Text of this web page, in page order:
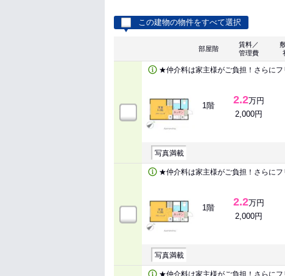
この建物の物件をすべて選択
部屋階
賃料／
管理費
★仲介料は家主様がご負担！さらに
1階 2.2万円
2,000円
写真満載
★仲介料は家主様がご負担！さらに
1階 2.2万円
2,000円
写真満載
★仲介料は家主様がご負担！さらに